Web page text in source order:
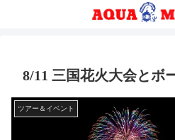
8/11 三国花火大会とボ
ツアー＆イベント